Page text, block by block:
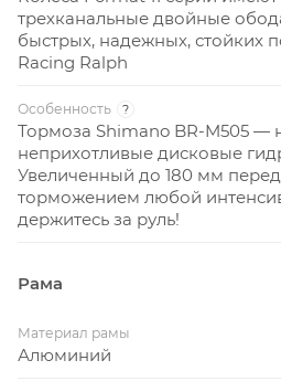
трехканальные двойные
быстрых, надежных, стойких
Racing Ralph
Особенность ?
Тормоза Shimano BR-M505 —
неприхотливые дисковые
Увеличенный до 180 мм
торможением любой
держитесь за руль!
Рама
Материал рамы
Алюминий